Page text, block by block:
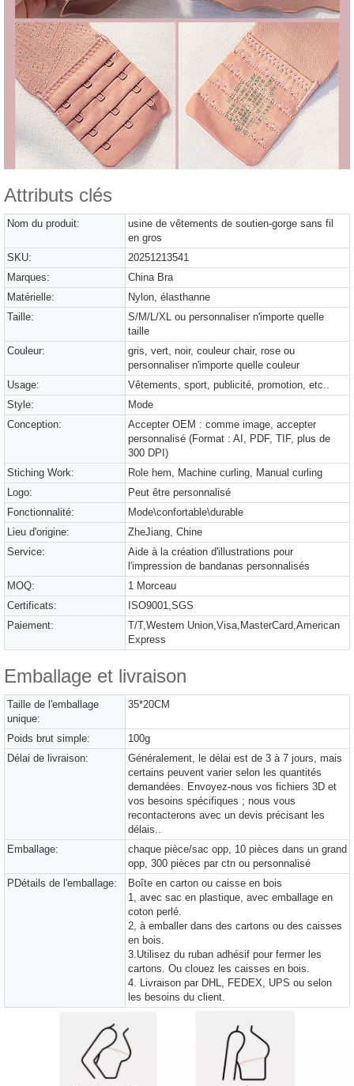
Attributs clés
Nom du produit:
usine de vêtements de soutien-gorge sans fil
en gros
SKU:
20251213541
Marques:
China Bra
Matérielle:
Nylon, élasthanne
Taille:
S/M/L/XL ou personnaliser n'importe quelle
taille
Couleur:
gris, vert, noir, couleur chair, rose ou
personnaliser n'importe quelle couleur
Usage:
Vêtements, sport, publicité, promotion, etc..
Style:
Mode
Conception:
Accepter OEM : comme image, accepter
personnalisé (Format : AI, PDF, TIF, plus de
300 DPI)
Stiching Work:
Role hem, Machine curling, Manual curling
Logo:
Peut être personnalisé
Fonctionnalité:
Mode\confortable\durable
Lieu d'origine:
ZheJiang, Chine
Service:
Aide à la création d'illustrations pour
l'impression de bandanas personnalisés
MOQ:
1 Morceau
Certificats:
ISO9001,SGS
Paiement:
T/T,Western Union,Visa,MasterCard,American
Express
Emballage et livraison
Taille de l'emballage
unique:
35*20CM
Poids brut simple:
100g
Délai de livraison:
Généralement, le délai est de 3 à 7 jours, mais
certains peuvent varier selon les quantités
demandées. Envoyez-nous vos fichiers 3D et
vos besoins spécifiques ; nous vous
recontacterons avec un devis précisant les
délais..
Emballage:
chaque pièce/sac opp, 10 pièces dans un grand
opp, 300 pièces par ctn ou personnalisé
PDétails de l'emballage:
Boîte en carton ou caisse en bois
1, avec sac en plastique, avec emballage en
coton perlé.
2, à emballer dans des cartons ou des caisses
en bois.
3.Utilisez du ruban adhésif pour fermer les
cartons. Ou clouez les caisses en bois.
4. Livraison par DHL, FEDEX, UPS ou selon
les besoins du client.